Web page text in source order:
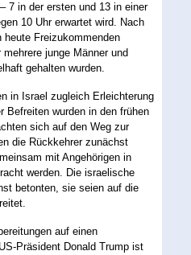
7 in der ersten und 13 in einer
10 Uhr erwartet wird. Nach
heute Freizukommenden
junge Männer und
gehalten wurden.
in Israel zugleich Erleichterung
Befreiten wurden in den frühen
sich auf den Weg zur
die Rückkehrer zunächst
mit Angehörigen in
werden. Die israelische
betonten, sie seien auf die
auf einen
Präsident Donald Trump ist